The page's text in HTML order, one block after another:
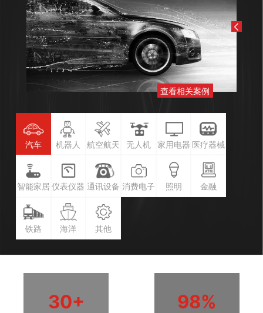
查看相关案例
汽车 机器人 航空航天 无人机 家用电器 医疗器械
智能家居 仪表仪器 通讯设备 消费电子 照明 金融
铁路 海洋 其他
30+ 98%